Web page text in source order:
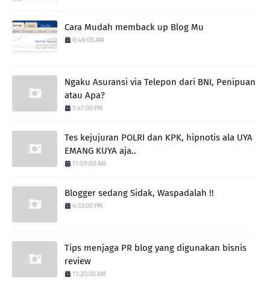
Cara Mudah memback up Blog Mu
8:48:00 AM
Ngaku Asuransi via Telepon dari BNI, Penipuan
atau Apa?
1:47:00 PM
Tes kejujuran POLRI dan KPK, hipnotis ala UYA
EMANG KUYA aja..
11:09:00 AM
Blogger sedang Sidak, Waspadalah !!
4:33:00 PM
Tips menjaga PR blog yang digunakan bisnis
review
11:20:00 AM